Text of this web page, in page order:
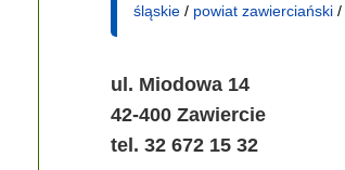
śląskie / powiat zawierciański /
ul. Miodowa 14
42-400 Zawiercie
tel. 32 672 15 32